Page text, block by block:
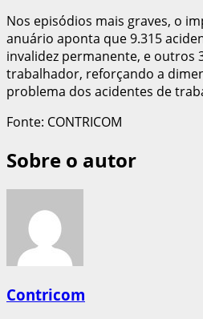
Nos episódios mais graves, o
anuário aponta que 9.315
invalidez permanente, e outros
trabalhador, reforçando a
problema dos acidentes de
Fonte: CONTRICOM
Sobre o autor
Contricom